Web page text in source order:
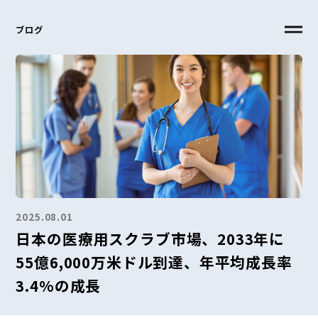
ブログ
2025.08.01
日本の医療用スクラブ市場、2033年に
55億6,000万米ドル到達、年平均成長率
3.4%の成長